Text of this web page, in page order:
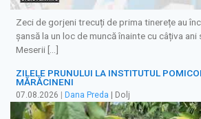
Zeci de gorjeni trecuți de prima tinerețe au
șansă la un loc de muncă înainte cu câțiva ani
Meserii […]
ZILELE PRUNULUI LA INSTITUTUL
MĂRĂCINENI
07.08.2026 Dana Preda | Dolj